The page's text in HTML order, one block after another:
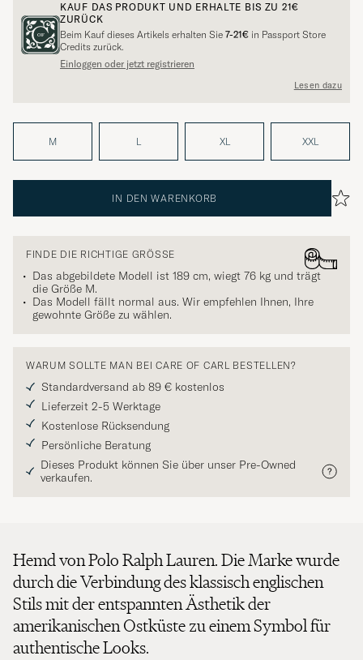
KAUF DAS PRODUKT UND ERHALTE BIS ZU 21€
ZURÜCK
Beim Kauf dieses Artikels erhalten Sie 7-21€ in Passport Store
Credits zurück.
Einloggen oder jetzt registrieren
Lesen dazu
M L XL XXL
IN DEN WARENKORB
FINDE DIE RICHTIGE GRÖSSE
Das abgebildete Modell ist 189 cm, wiegt 76 kg und trägt
die Größe M.
Das Modell fällt normal aus. Wir empfehlen Ihnen, Ihre
gewohnte Größe zu wählen.
WARUM SOLLTE MAN BEI CARE OF CARL BESTELLEN?
Standardversand ab 89 € kostenlos
Lieferzeit 2-5 Werktage
Kostenlose Rücksendung
Persönliche Beratung
Dieses Produkt können Sie über unser Pre-Owned
verkaufen.
Hemd von Polo Ralph Lauren. Die Marke wurde
durch die Verbindung des klassisch englischen
Stils mit der entspannten Ästhetik der
amerikanischen Ostküste zu einem Symbol für
authentische Looks.